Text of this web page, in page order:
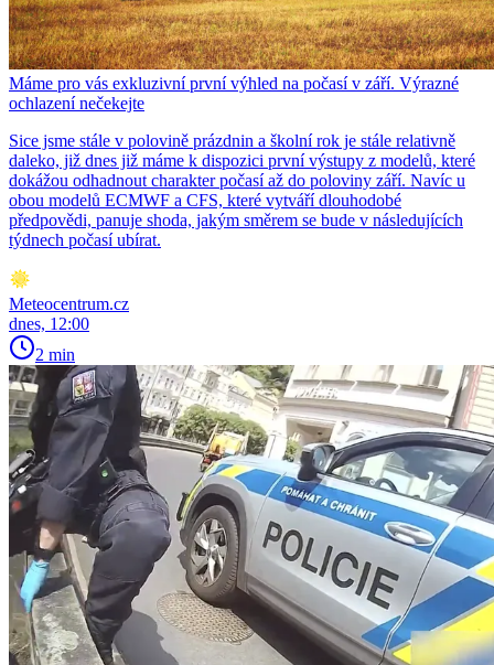
Máme pro vás exkluzivní první výhled na počasí v září. Výrazné
ochlazení nečekejte
Sice jsme stále v polovině prázdnin a školní rok je stále relativně
daleko, již dnes již máme k dispozici první výstupy z modelů, které
dokážou odhadnout charakter počasí až do poloviny září. Navíc u
obou modelů ECMWF a CFS, které vytváří dlouhodobé
předpovědi, panuje shoda, jakým směrem se bude v následujících
týdnech počasí ubírat.
Meteocentrum.cz
dnes, 12:00
2 min